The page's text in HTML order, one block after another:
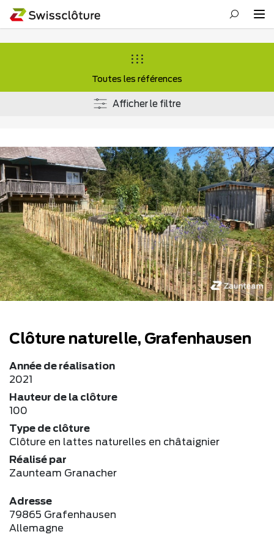
Toutes les références
Afficher le filtre
Clôture naturelle, Grafenhausen
Année de réalisation
2021
Hauteur de la clôture
100
Type de clôture
Clôture en lattes naturelles en châtaignier
Réalisé par
Zaunteam Granacher
Adresse
79865 Grafenhausen
Allemagne